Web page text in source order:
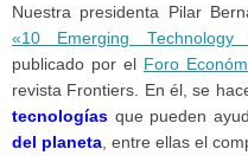
Nuestra presidenta Pilar
«10 Emerging
publicado por el
Foro
revista Frontiers. En él, se
tecnologías que pueden
del planeta , entre ellas el